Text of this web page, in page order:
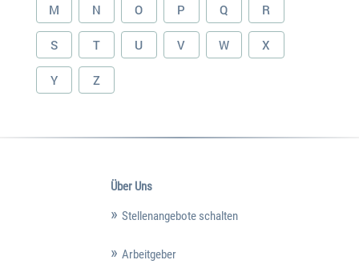
M N O P Q R
S T U V W X
Y Z
Über Uns
Stellenangebote schalten
Arbeitgeber